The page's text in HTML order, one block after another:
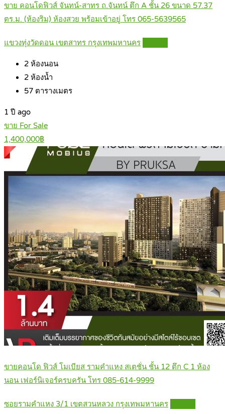
ขาย คอนโดฟิวส์ จันทน์-สาทร ถ.จันทน์ ตึก A ชั้น 26 ขนาด 57.37
ตร.ม. (ห้องริม) ห้องสวย พร้อมเข้าอยู่ โทร 065-5639565
แขวงทุ่งวัดดอน เขตสาทร กรุงเทพมหานคร
2 ห้องนอน
2 ห้องน้ำ
57 ตารางเมตร
1 ปี ago
ขาย For Sale
1,400,000฿
ขายคอนโด ฟิวส์ โมเบียส รามคำแหง สเตชั่น ชั้น 12 ตึก C 1 ห้อง
นอน เฟอร์นิเจอร์ครบครัน โทร 085-614-9999
ซอยรามคำแหง 3/1 เขตสวนหลวง กรุงเทพมหานคร